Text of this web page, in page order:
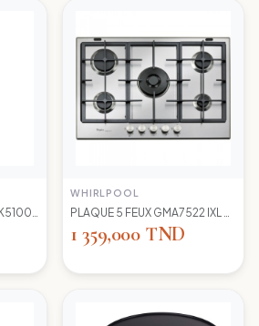
WHIRLPOOL
1 359,000 TND